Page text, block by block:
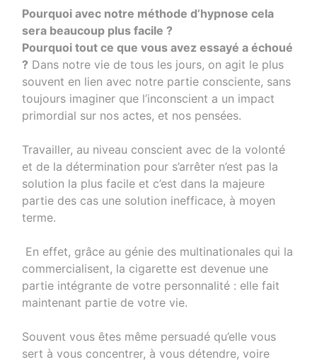
Pourquoi avec notre méthode d’hypnose cela
sera beaucoup plus facile ?
Pourquoi tout ce que vous avez essayé a échoué
? Dans notre vie de tous les jours, on agit le plus
souvent en lien avec notre partie consciente, sans
toujours imaginer que l’inconscient a un impact
primordial sur nos actes, et nos pensées.
Travailler, au niveau conscient avec de la volonté
et de la détermination pour s’arrêter n’est pas la
solution la plus facile et c’est dans la majeure
partie des cas une solution inefficace, à moyen
terme.
En effet, grâce au génie des multinationales qui la
commercialisent, la cigarette est devenue une
partie intégrante de votre personnalité : elle fait
maintenant partie de votre vie.
Souvent vous êtes même persuadé qu’elle vous
sert à vous concentrer, à vous détendre, voire